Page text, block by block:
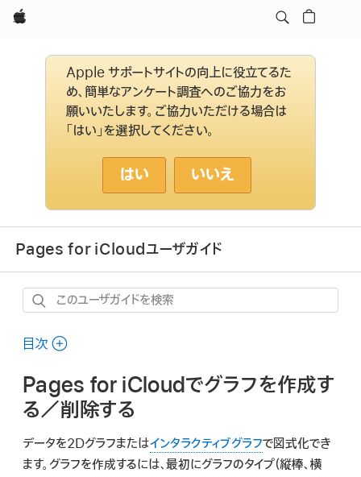
Apple
Apple サポートサイトの向上に役立てるた
め、簡単なアンケート調査へのご協力をお
願いいたします。ご協力いただける場合は
「はい」を選択してください。
はい いいえ
Pages for iCloudユーザガイド
こ
ユ
ザ
ガ
ド
を
目次
Pages for iCloudでグラフを作成す
る／削除する
データを2Dグラフまたはインタラクティブグラフで図式化でき
ます。グラフを作成するには、最初にグラフのタイプ（縦棒、横